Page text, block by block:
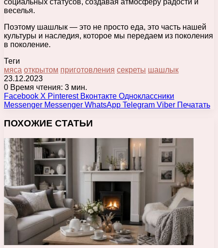
веселья.
Поэтому шашлык — это не просто еда, это часть нашей
культуры и наследия, которое мы передаем из поколения
в поколение.
Теги
мяса открытом приготовления секреты шашлык
23.12.2023
0 Время чтения: 3 мин.
Facebook X Pinterest Вконтакте Одноклассники
Messenger Messenger WhatsApp Telegram Viber Печатать
ПОХОЖИЕ СТАТЬИ